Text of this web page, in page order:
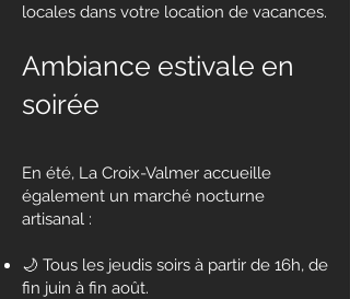
locales dans votre location de vacances.
Ambiance estivale en
soirée
En été, La Croix-Valmer accueille
également un marché nocturne
artisanal :
🌙 Tous les jeudis soirs à partir de 16h, de
fin juin à fin août.